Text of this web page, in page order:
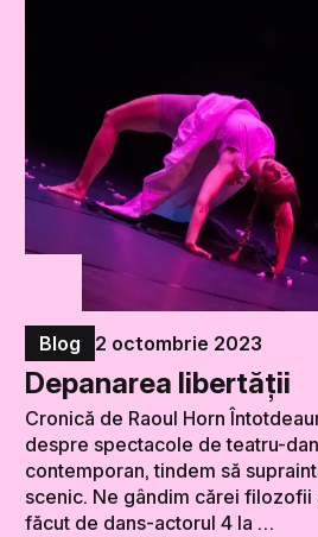
Blog 2 octombrie 2023
Depanarea libertății
Cronică de Raoul Horn
despre spectacole de teatru-
contemporan, tindem să
scenic. Ne gândim cărei filozofii
făcut de dans-actorul 4 la …